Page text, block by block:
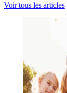
Voir tous les articles